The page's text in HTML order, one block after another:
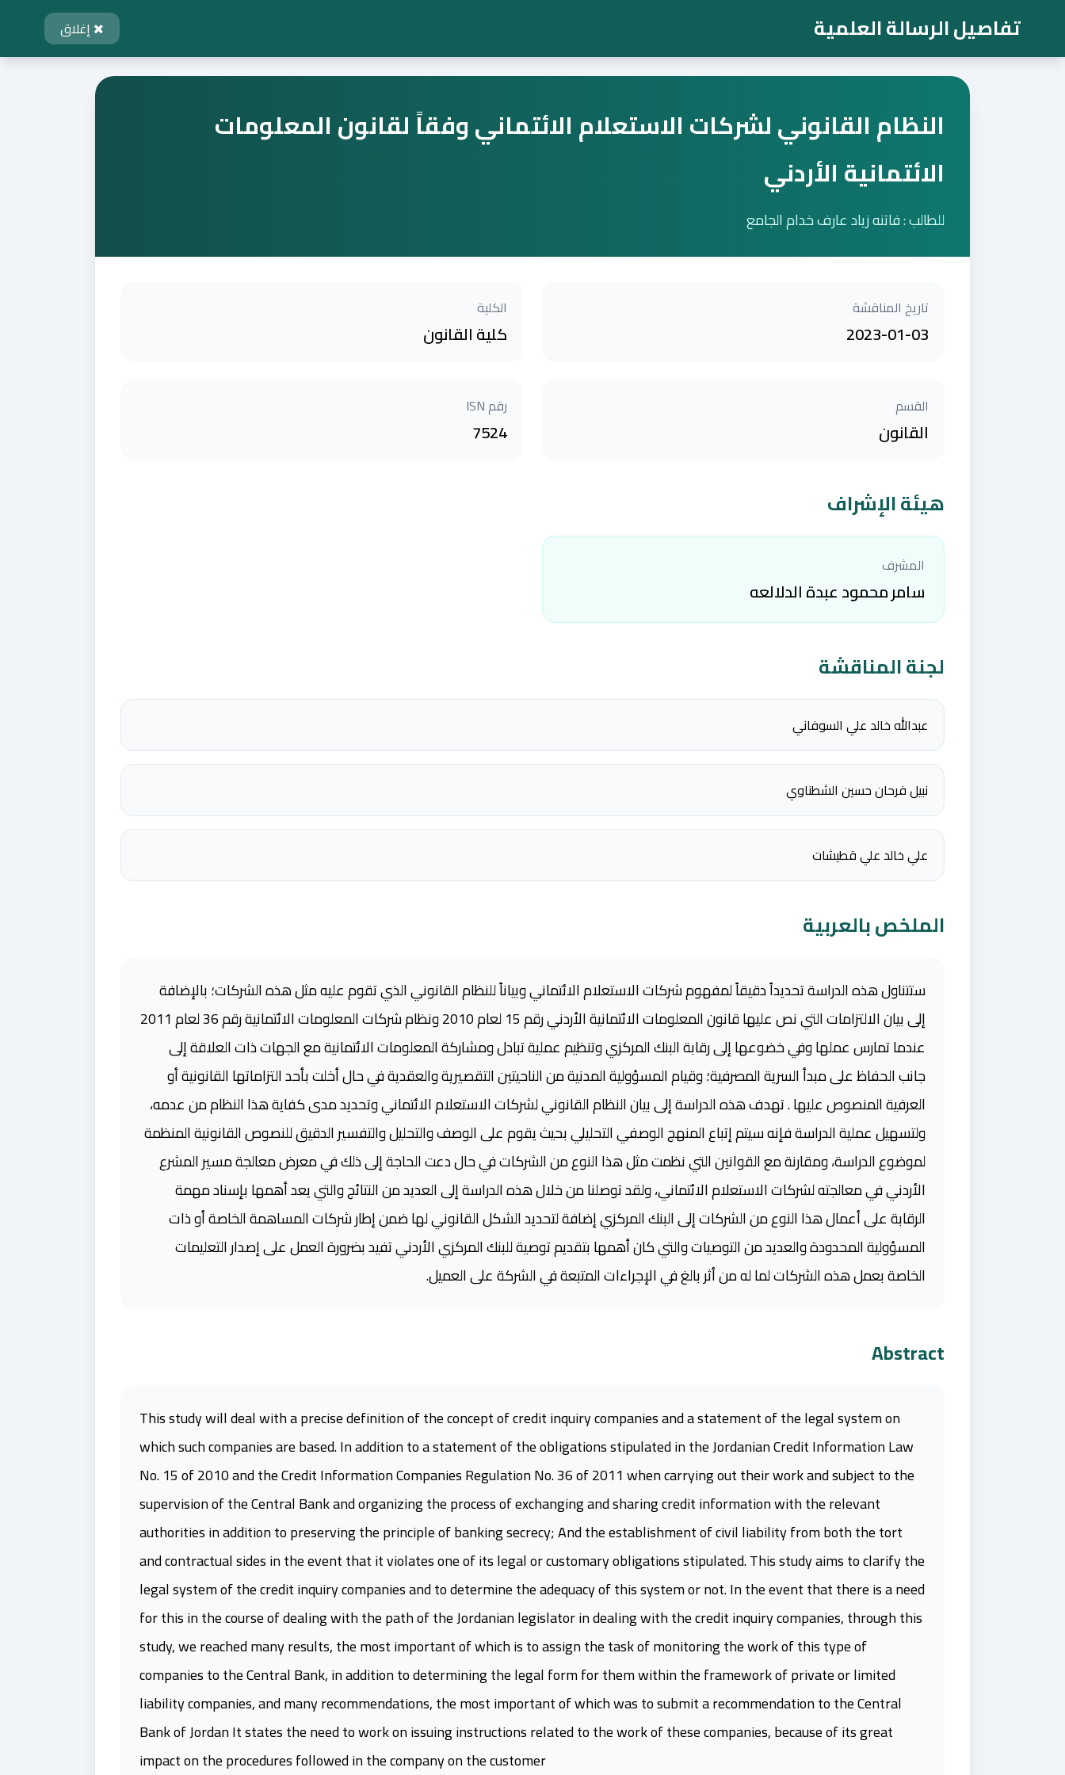
تفاصيل الرسالة العلمية
النظام القانوني لشركات الاستعلام الائتماني وفقاً لقانون المعلومات
الائتمانية الأردني
للطالب : فاتنه زياد عارف خدام الجامع
تاريخ المناقشة
2023-01-03
الكلية
كلية القانون
القسم
القانون
رقم ISN
7524
هيئة الإشراف
المشرف
سامر محمود عبدة الدلالعه
لجنة المناقشة
عبدالله خالد علي السوفاني
نبيل فرحان حسين الشطناوي
علي خالد علي قطيشات
الملخص بالعربية
ستتناول هذه الدراسة تحديداً دقيقاً لمفهوم شركات الاستعلام الائتماني وبياناً للنظام القانوني الذي تقوم عليه مثل هذه الشركات؛ بالإضافة
إلى بيان الالتزامات التي نص عليها قانون المعلومات الائتمانية الأردني رقم 15 لعام 2010 ونظام شركات المعلومات الائتمانية رقم 36 لعام 2011
عندما تمارس عملها وفي خضوعها إلى رقابة البنك المركزي وتنظيم عملية تبادل ومشاركة المعلومات الائتمانية مع الجهات ذات العلاقة إلى
جانب الحفاظ على مبدأ السرية المصرفية؛ وقيام المسؤولية المدنية من الناحيتين التقصيرية والعقدية في حال أخلت بأحد التزاماتها القانونية أو
العرفية المنصوص عليها . تهدف هذه الدراسة إلى بيان النظام القانوني لشركات الاستعلام الائتماني وتحديد مدى كفاية هذا النظام من عدمه،
ولتسهيل عملية الدراسة فإنه سيتم إتباع المنهج الوصفي التحليلي بحيث يقوم على الوصف والتحليل والتفسير الدقيق للنصوص القانونية المنظمة
لموضوع الدراسة، ومقارنة مع القوانين التي نظمت مثل هذا النوع من الشركات في حال دعت الحاجة إلى ذلك في معرض معالجة مسير المشرع
الأردني في معالجته لشركات الاستعلام الائتماني، ولقد توصلنا من خلال هذه الدراسة إلى العديد من النتائج والتي يعد أهمها بإسناد مهمة
الرقابة على أعمال هذا النوع من الشركات إلى البنك المركزي إضافة لتحديد الشكل القانوني لها ضمن إطار شركات المساهمة الخاصة أو ذات
المسؤولية المحدودة والعديد من التوصيات والتي كان أهمها بتقديم توصية للبنك المركزي الأردني تفيد بضرورة العمل على إصدار التعليمات
الخاصة بعمل هذه الشركات لما له من أثر بالغ في الإجراءات المتبعة في الشركة على العميل.
Abstract
This study will deal with a precise definition of the concept of credit inquiry companies and a statement of the legal system on
which such companies are based. In addition to a statement of the obligations stipulated in the Jordanian Credit Information Law
No. 15 of 2010 and the Credit Information Companies Regulation No. 36 of 2011 when carrying out their work and subject to the
supervision of the Central Bank and organizing the process of exchanging and sharing credit information with the relevant
authorities in addition to preserving the principle of banking secrecy; And the establishment of civil liability from both the tort
and contractual sides in the event that it violates one of its legal or customary obligations stipulated. This study aims to clarify the
legal system of the credit inquiry companies and to determine the adequacy of this system or not. In the event that there is a need
for this in the course of dealing with the path of the Jordanian legislator in dealing with the credit inquiry companies, through this
study, we reached many results, the most important of which is to assign the task of monitoring the work of this type of
companies to the Central Bank, in addition to determining the legal form for them within the framework of private or limited
liability companies, and many recommendations, the most important of which was to submit a recommendation to the Central
Bank of Jordan It states the need to work on issuing instructions related to the work of these companies, because of its great
impact on the procedures followed in the company on the customer